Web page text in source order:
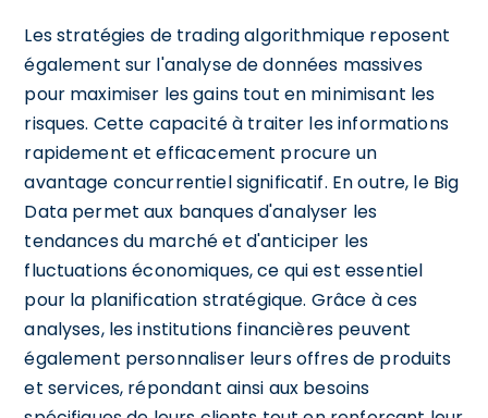
Les stratégies de trading algorithmique reposent
également sur l'analyse de données massives
pour maximiser les gains tout en minimisant les
risques. Cette capacité à traiter les informations
rapidement et efficacement procure un
avantage concurrentiel significatif. En outre, le Big
Data permet aux banques d'analyser les
tendances du marché et d'anticiper les
fluctuations économiques, ce qui est essentiel
pour la planification stratégique. Grâce à ces
analyses, les institutions financières peuvent
également personnaliser leurs offres de produits
et services, répondant ainsi aux besoins